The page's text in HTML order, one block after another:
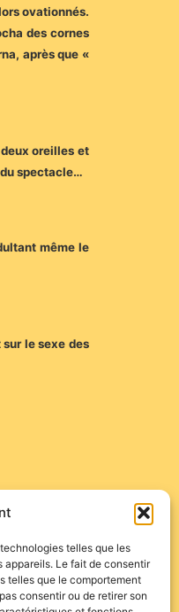
telles que les
Le fait de consentir
telles que le comportement
consentir ou de retirer son
ovationnés.
des cornes
après que «
oreilles et
spectacle…
même le
sur le sexe des
pour son
ainsi que la